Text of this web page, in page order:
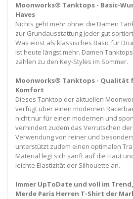
Moonworks® Tanktops - Basic-
Haves
Nichts geht mehr ohne: die Damen
zur Grundausstattung jeder gut
Was einst als klassisches Basic für
ist heute längst mehr. Damen
zählen zu den Key-Styles im Sommer.
Moonworks® Tanktops - Qualität
Komfort
Dieses Tanktop der aktuellen
verfügt über einen modernen
nicht nur für einen modernen und
verhindert zudem das Verrutschen der
Verwendung von reiner und
unterstützt zudem einen optimalen
Material legt sich sanft auf die Haut
leichte Elastizität der Silhouette an.
Immer UpToDate und voll im
Merde Paris Herren T-Shirt der